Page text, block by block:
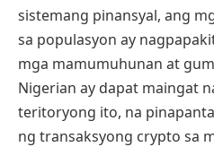
sistemang pinansyal, ang
sa populasyon ay
mga mamumuhunan at
Nigerian ay dapat maingat
teritoryong ito, na
ng transaksyong crypto sa